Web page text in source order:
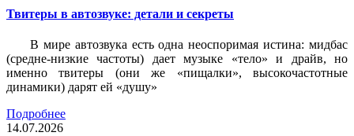
Твитеры в автозвуке: детали и секреты
В мире автозвука есть одна неоспоримая истина: мидбас
(средне-низкие частоты) дает музыке «тело» и драйв, но
именно твитеры (они же «пищалки», высокочастотные
динамики) дарят ей «душу»
Подробнее
14.07.2026